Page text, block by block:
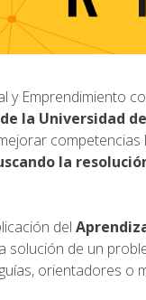
y Emprendimiento
la Universidad
competencias
la
del
solución de un
orientadores o